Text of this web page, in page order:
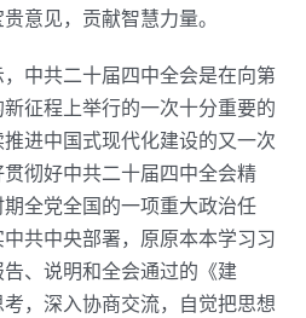
意见，贡献智慧力量。
中共二十届四中全会是在向第
征程上举行的一次十分重要的
进中国式现代化建设的又一次
彻好中共二十届四中全会精
全党全国的一项重大政治任
共中央部署，原原本本学习习
、说明和全会通过的《建
，深入协商交流，自觉把思想